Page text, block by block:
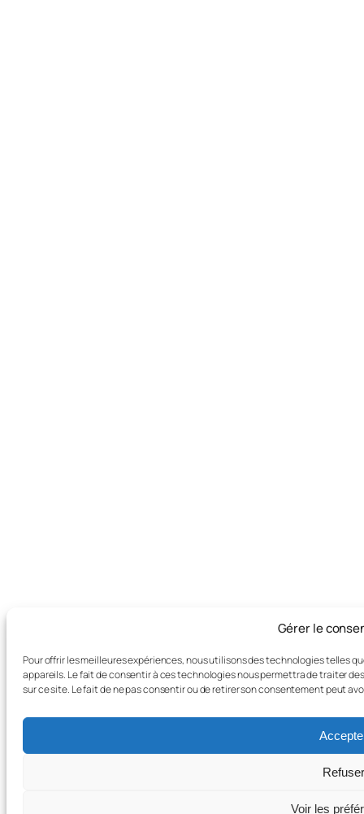
Gérer le
Pour offrir les meilleures expériences, nous utilisons des technologies telles
appareils. Le fait de consentir à ces technologies nous permettra de traiter
sur ce site. Le fait de ne pas consentir ou de retirer son consentement peut
Refuser
Voir les